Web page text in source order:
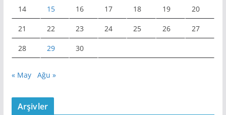
14 15 16 17 18 19 20
21 22 23 24 25 26 27
28 29 30
« May Ağu »
Arşivler